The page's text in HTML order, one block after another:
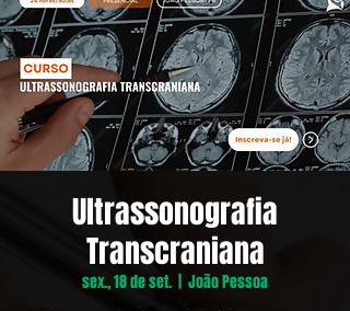
Ultrassonografia
Transcraniana
sex., 18 de set. João Pessoa